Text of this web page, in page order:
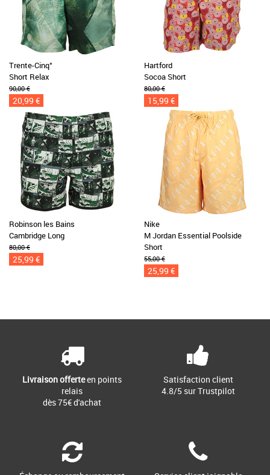
Trente-Cinq°
Short Relax
90,00 €
20,99 €
Hartford
Socoa Short
80,00 €
15,99 €
Robinson les Bains
Cambridge Long
80,00 €
25,99 €
Nike
M Jordan Essential Poolside
Short
55,00 €
25,99 €
Livraison offerteen points
relais
dès 75€ d'achat
Satisfaction client
4.8/5 sur Trustpilot